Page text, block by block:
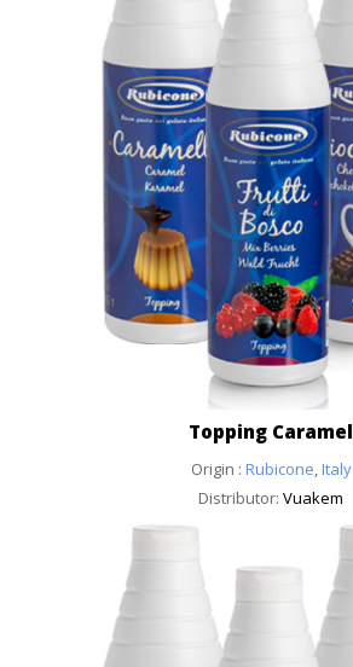
Topping Caramel
Origin : Rubicone Italy
Distributor: Vuakem